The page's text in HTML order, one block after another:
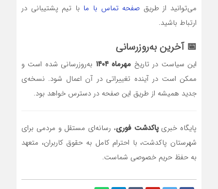
می‌توانید از طریق صفحه تماس با ما با تیم پشتیبانی در
ارتباط باشید.
📅 آخرین به‌روزرسانی
این سیاست در تاریخ مهرماه ۱۴۰۴
به‌روزرسانی شده است و
ممکن است در آینده تغییراتی در آن اعمال شود. نسخه‌ی
جدید همیشه از طریق این صفحه در دسترس خواهد بود.
پایگاه خبریپاکدشت فوری، رسانه‌ای مستقل و مردمی برای
شهرستان پاکدشت، با احترام کامل به حقوق کاربران، متعهد
به حفظ حریم خصوصی شماست.